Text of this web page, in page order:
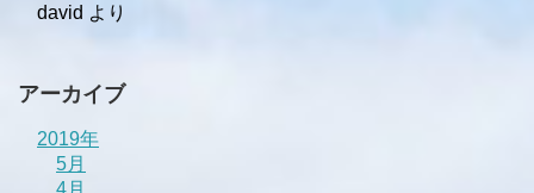
david より
アーカイブ
2019年
5月